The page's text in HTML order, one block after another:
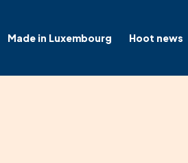
Made in Luxembourg Hoot news